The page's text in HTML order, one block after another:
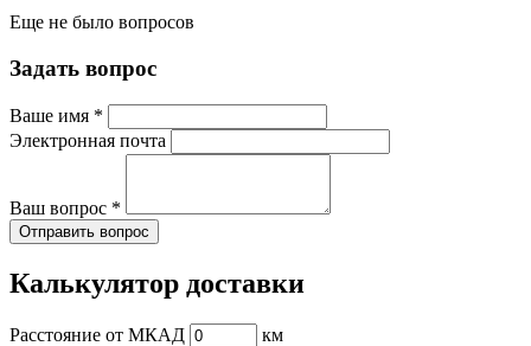
Еще не было вопросов
Задать вопрос
Ваше имя *
Электронная почта
Ваш вопрос *
Отправить вопрос
Калькулятор доставки
Расстояние от МКАД км